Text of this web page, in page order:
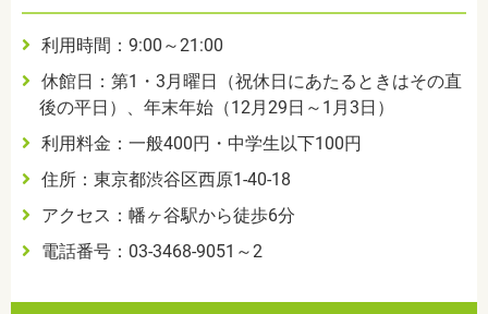
利用時間： 9:00 ～21:00
休館日：第1 ・ 3月曜日（祝休日にあたるときはその直
後の平日）、年末年始（12月 29 日～ 1 月 3 日）
利用料金：一般400円・中学生以下100円
住所：東京都渋谷区西原1-40-18
アクセス：幡ヶ谷駅から徒歩6分
電話番号： 03-3468-9051 ～2